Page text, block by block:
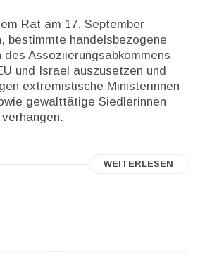
Rat am 17. September
bestimmte handelsbezogene
des Assoziierungsabkommens
und Israel auszusetzen und
extremistische Ministerinnen
gewalttätige Siedlerinnen
WEITERLESEN